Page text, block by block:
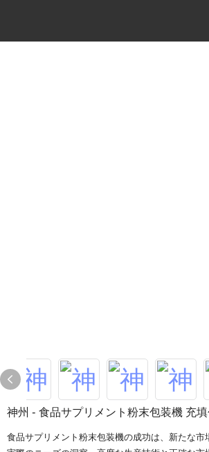
神州 - 食品サプリメント粉末包装機 充
食品サプリメント粉末包装機の成功は、新たな